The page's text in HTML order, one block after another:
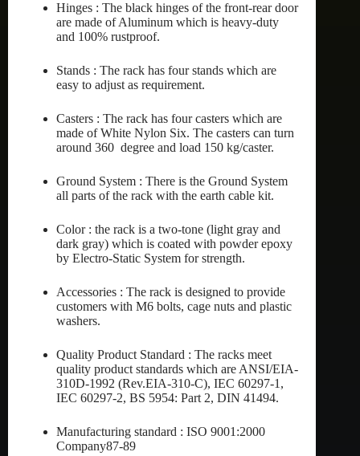
Hinges : The black hinges of the front-rear door
are made of Aluminum which is heavy-duty
and 100% rustproof.
Stands : The rack has four stands which are
easy to adjust as requirement.
Casters : The rack has four casters which are
made of White Nylon Six. The casters can turn
around 360 degree and load 150 kg/caster.
Ground System : There is the Ground System
all parts of the rack with the earth cable kit.
Color : the rack is a two-tone (light gray and
dark gray) which is coated with powder epoxy
by Electro-Static System for strength.
Accessories : The rack is designed to provide
customers with M6 bolts, cage nuts and plastic
washers.
Quality Product Standard : The racks meet
quality product standards which are ANSI/EIA-
310D-1992 (Rev.EIA-310-C), IEC 60297-1,
IEC 60297-2, BS 5954: Part 2, DIN 41494.
Manufacturing standard : ISO 9001:2000
Company87-89